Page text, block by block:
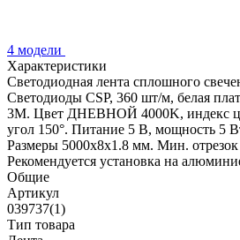
4 модели
Характеристики
Светодиодная лента сплошного
Светодиоды CSP, 360 шт/м, белая
3M. Цвет ДНЕВНОЙ 4000K, индекс
угол 150°. Питание 5 В, мощность 5
Размеры 5000х8х1.8 мм. Мин.
Рекомендуется установка на
Общие
Артикул
039737(1)
Тип товара